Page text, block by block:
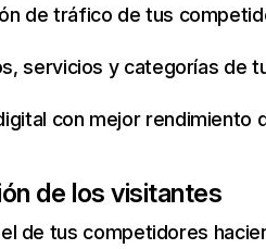
de tráfico de tus
servicios y categorías de
con mejor rendimiento
de los visitantes
de tus competidores